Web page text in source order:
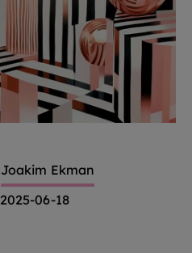
Joakim Ekman
2025-06-18